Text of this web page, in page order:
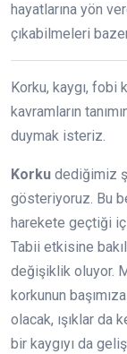
hayatlarına yön
çıkabilmeleri
Korku, kaygı, fobi
kavramların
duymak isteriz.
Korku dediğimiz
gösteriyoruz. Bu
harekete geçtiği
Tabii etkisine
değişiklik oluyor.
korkunun
olacak, ışıklar da
bir kaygıyı da